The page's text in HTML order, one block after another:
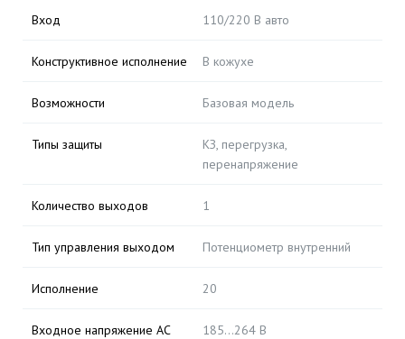
Вход 110/220 В авто
Конструктивное исполнение В кожухе
Возможности Базовая модель
Типы защиты
КЗ, перегрузка,
перенапряжение
Количество выходов 1
Тип управления выходом Потенциометр внутренний
Исполнение 20
Входное напряжение AC 185...264 В